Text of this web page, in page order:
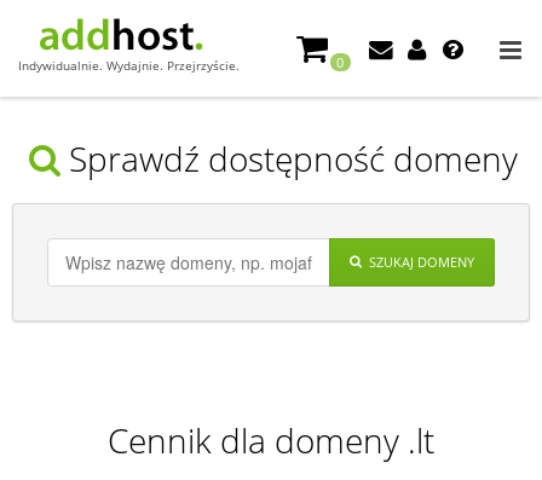
Indywidualnie. Wydajnie. Przejrzyście. 0
Sprawdź dostępność domeny
SZUKAJ DOMENY
Cennik dla domeny .lt